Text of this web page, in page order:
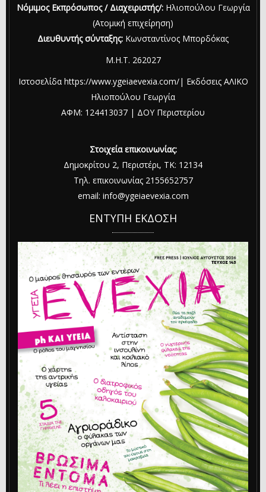
Νόμιμος Εκπρόσωπος / Διαχειριστής/:Ηλιοπούλου Γεωργία
(Ατομική επιχείρηση)
Διευθυντής σύνταξης: Κωνσταντίνος Μπορδόκας
Μ.Η.Τ. 262027
Ιστοσελίδα https://www.ygeiaevexia.com/| Εκδόσεις ΑΛΙΚΟ
Ηλιοπούλου Γεωργία
ΑΦΜ: 124413037 | ΔΟΥ Περιστερίου
Στοιχεία επικοινωνίας:
Δημοκρίτου 2, Περιστέρι, ΤΚ: 12134
Τηλ. επικοινωνίας 2155652757
email: info@ygeiaevexia.com
ΕΝΤΥΠΗ ΕΚΔΟΣΗ